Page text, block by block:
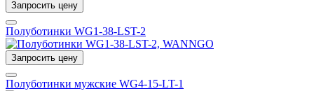
Запросить цену
Полуботинки WG1-38-LST-2
Запросить цену
Полуботинки мужские WG4-15-LT-1